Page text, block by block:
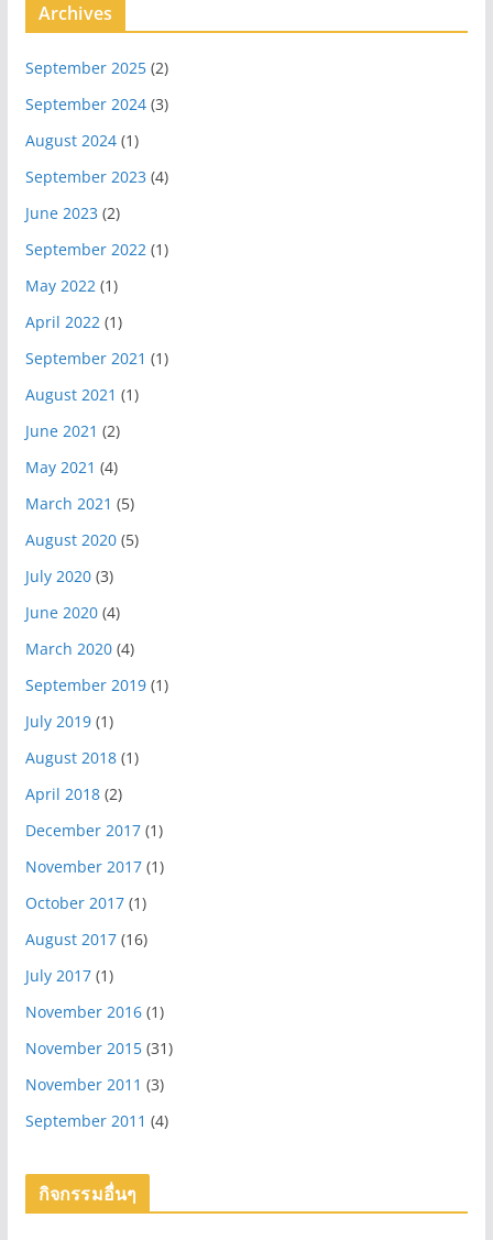
Archives
September 2025(2)
September 2024(3)
August 2024(1)
September 2023 (4)
June 2023 (2)
September 2022(1)
May 2022(1)
April 2022(1)
September 2021 (1)
August 2021 (1)
June 2021 (2)
May 2021 (4)
March 2021 (5)
August 2020(5)
July 2020(3)
June 2020(4)
March 2020(4)
September 2019(1)
July 2019(1)
August 2018(1)
April 2018(2)
December 2017(1)
November 2017(1)
October 2017(1)
August 2017(16)
July 2017(1)
November 2016(1)
November 2015(31)
November 2011 (3)
September 2011 (4)
กิจกรรมอื่นๆ